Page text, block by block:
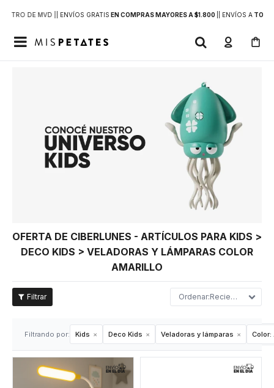
DE MVD | | ENVÍOS GRATIS EN COMPRAS MAYORES A $1.800 | ENVÍOS ATODO

OFERTA DE CIBERLUNES - ARTÍCULOS PARA KIDS >
DECO KIDS > VELADORAS Y LÁMPARAS COLOR
AMARILLO
Recientes
Filtrando por: Kids Deco Kids Veladoras y lámparas Color: